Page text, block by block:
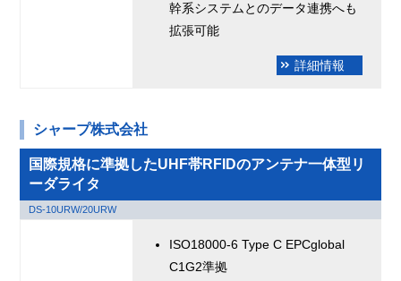
幹系システムとのデータ連携へも
拡張可能
詳細情報
シャープ株式会社
国際規格に準拠したUHF帯RFIDのアンテナ一体型リ
ーダライタ
DS-10URW/20URW
ISO18000-6 Type C EPCglobal
C1G2準拠